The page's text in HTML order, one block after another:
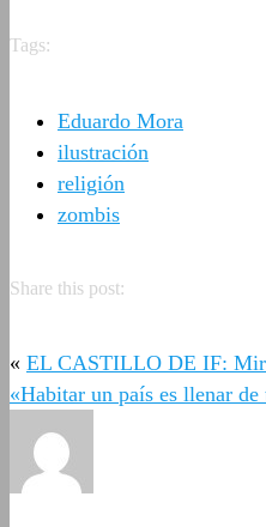
Tags:
Eduardo Mora
ilustración
religión
zombis
Share this post:
« EL CASTILLO DE IF:
«Habitar un país es llenar